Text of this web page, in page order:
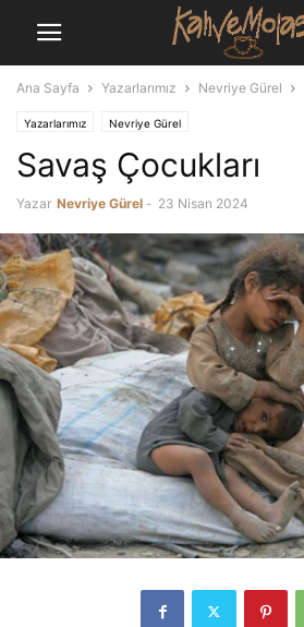
Ana Sayfa Yazarlarımız Nevriye Gürel
Yazarlarımız Nevriye Gürel
Savaş Çocukları
Yazar Nevriye Gürel - 23 Nisan 2024